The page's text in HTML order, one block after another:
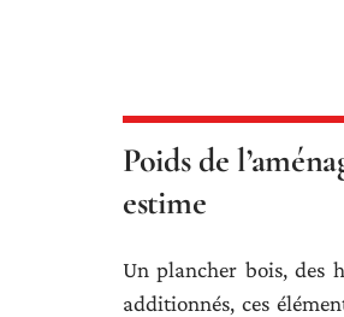
Poids de
estime
Un plancher bois, des
additionnés, ces